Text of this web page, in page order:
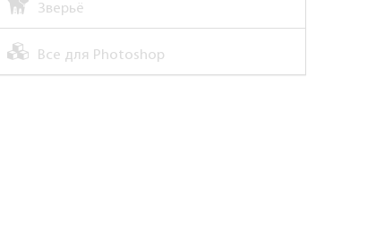
Зверьё
Все для Photoshop